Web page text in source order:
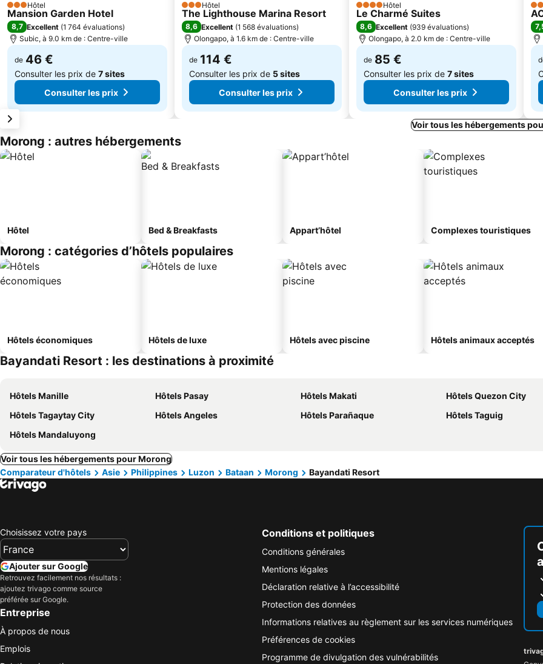
3 Étoiles
Hôtel
Mansion Garden Hotel
8,7 Excellent (1 764 évaluations)
Subic, à 9.0 km de : Centre-ville
de 46 €
Consulter les prix de 7 sites
Consulter les prix
3 Étoiles
Hôtel
The Lighthouse Marina Resort
8,6 Excellent (1 568 évaluations)
Olongapo, à 1.6 km de : Centre-ville
de 114 €
Consulter les prix de 5 sites
Consulter les prix
4 ÉtoilesHôtel
Le Charmé Suites
8,6 Excellent (939 évaluations)
Olongapo, à 2.0 km de : Centre-ville
de 85 €
Consulter les prix de 7 sites
Consulter les prix
3
Voir tous les hébergements
Morong : autres hébergements
Hôtel Bed & Breakfasts Appart’hôtel Complexes touristiques
Morong : catégories d’hôtels populaires
Hôtels économiques Hôtels de luxe Hôtels avec piscine Hôtels animaux acceptés
Bayandati Resort : les destinations à proximité
Hôtels Manille Hôtels Pasay Hôtels Makati
Hôtels Quezon City
Hôtels Tagaytay City
Hôtels Angeles Hôtels Parañaque
Hôtels Taguig
Hôtels Mandaluyong
Voir tous les hébergements pour Morong
Comparateur d'hôtels
Asie Philippines Luzon Bataan Morong Bayandati Resort
Choisissez votre pays
Ajouter sur Google
Retrouvez facilement nos résultats :
ajoutez trivago comme source
préférée sur Google.
Entreprise
À propos de nous
Emplois
Conditions et politiques
Conditions générales
Mentions légales
Déclaration relative à l’accessibilité
Protection des données
Informations relatives au règlement sur les services numériques
Préférences de cookies
Programme de divulgation des vulnérabilités